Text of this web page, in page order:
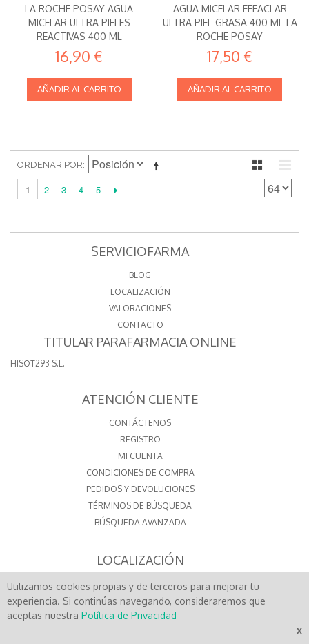
LA ROCHE POSAY AGUA
MICELAR ULTRA PIELES
REACTIVAS 400 ML
16,90 €
AÑADIR AL CARRITO
AGUA MICELAR EFFACLAR
ULTRA PIEL GRASA 400 ML LA
ROCHE POSAY
17,50 €
AÑADIR AL CARRITO
ORDENAR POR
1 2 3 4 5
SERVICIOFARMA
BLOG
LOCALIZACIÓN
VALORACIONES
CONTACTO
TITULAR PARAFARMACIA ONLINE
HISOT293 S.L.
ATENCIÓN CLIENTE
CONTÁCTENOS
REGISTRO
MI CUENTA
CONDICIONES DE COMPRA
PEDIDOS Y DEVOLUCIONES
TÉRMINOS DE BÚSQUEDA
BÚSQUEDA AVANZADA
LOCALIZACIÓN
PLAZA DE LA IGLESIA, 7
15500 - FENE
A CORUÑA - SPAIN
CONTACTO
Utilizamos cookies propias y de terceros para mejorar tu
experiencia. Si continúas navegando, consideraremos que
aceptas nuestra Política de Privacidad
x